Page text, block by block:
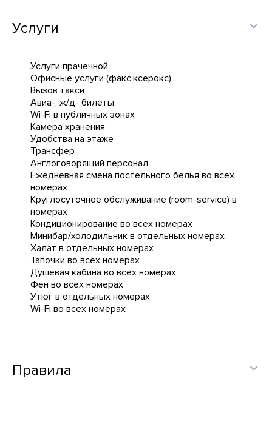
Услуги
Услуги прачечной
Офисные услуги (факс,ксерокс)
Вызов такси
Авиа-, ж/д- билеты
Wi-Fi в публичных зонах
Камера хранения
Удобства на этаже
Трансфер
Англоговорящий персонал
Ежедневная cмена постельного белья во всех
номерах
Круглосуточное обслуживание (room-service) в
номерах
Кондиционирование во всех номерах
Минибар/холодильник в отдельных номерах
Халат в отдельных номерах
Тапочки во всех номерах
Душевая кабина во всех номерах
Фен во всех номерах
Утюг в отдельных номерах
Wi-Fi во всех номерах
Правила